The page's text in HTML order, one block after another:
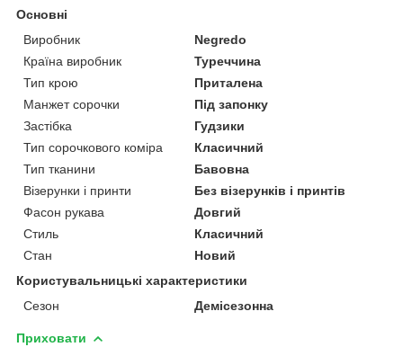
Основні
Виробник
Negredo
Країна виробник
Туреччина
Тип крою
Приталена
Манжет сорочки
Під запонку
Застібка
Гудзики
Тип сорочкового коміра
Класичний
Тип тканини
Бавовна
Візерунки і принти
Без візерунків і принтів
Фасон рукава
Довгий
Стиль
Класичний
Стан
Новий
Користувальницькі характеристики
Сезон
Демісезонна
Приховати